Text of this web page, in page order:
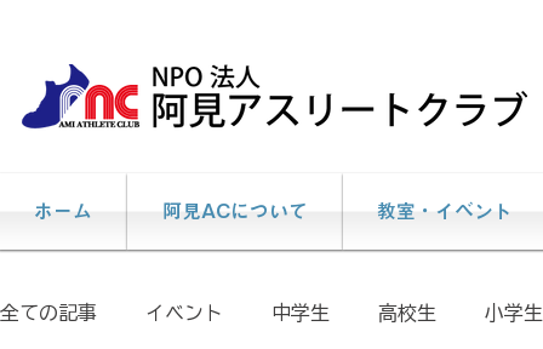
ホーム 阿見ACについて 教室・イベント
全ての記事 イベント 中学生 高校生 小学生